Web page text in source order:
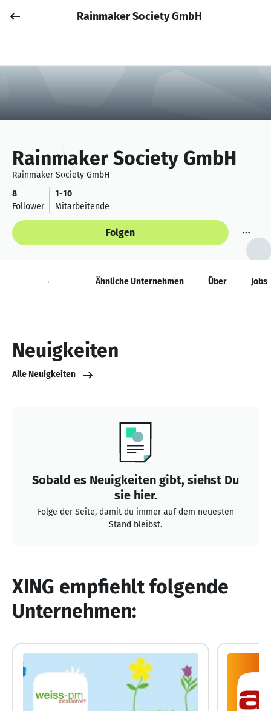
Anmelden
Rainmaker Society GmbH
Rainmaker Society GmbH
Rainmaker Society GmbH
8
Follower
1-10
Mitarbeitende
Folgen
Neuigkeiten Ähnliche Unternehmen Über Jobs
Neuigkeiten
Alle Neuigkeiten
Sobald es Neuigkeiten gibt, siehst Du
sie hier.
Folge der Seite, damit du immer auf dem neuesten
Stand bleibst.
XING empfiehlt folgende
Unternehmen: